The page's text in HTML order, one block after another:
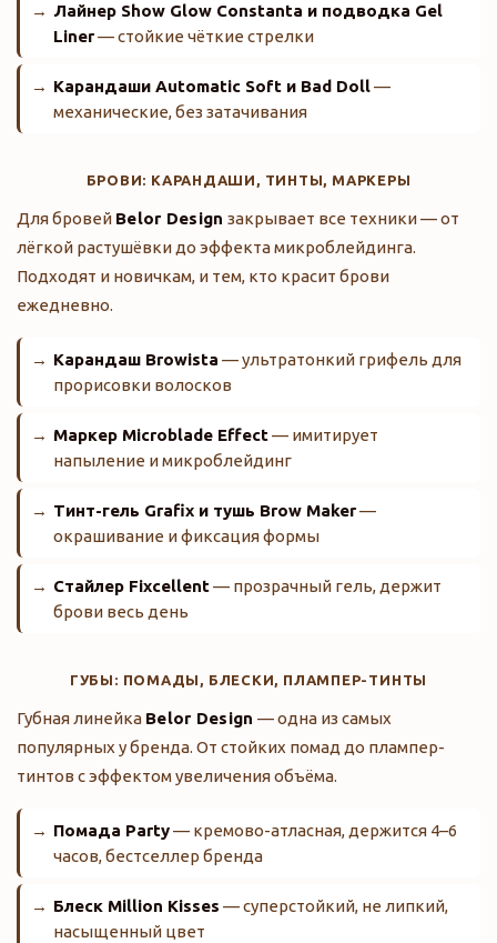
Лайнер Show Glow Constanta и подводка Gel
Liner— стойкие чёткие стрелки
Карандаши Automatic Soft и Bad Doll—
механические, без затачивания
БРОВИ: КАРАНДАШИ, ТИНТЫ, МАРКЕРЫ
Для бровей Belor Design закрывает все техники — от
лёгкой растушёвки до эффекта микроблейдинга.
Подходят и новичкам, и тем, кто красит брови
ежедневно.
Карандаш Browista — ультратонкий грифель для
прорисовки волосков
Маркер Microblade Effect— имитирует
напыление и микроблейдинг
Тинт-гель Grafix и тушь Brow Maker—
окрашивание и фиксация формы
Стайлер Fixcellent— прозрачный гель, держит
брови весь день
ГУБЫ: ПОМАДЫ, БЛЕСКИ, ПЛАМПЕР-ТИНТЫ
Губная линейка Belor Design — одна из самых
популярных у бренда. От стойких помад до плампер-
тинтов с эффектом увеличения объёма.
Помада Party— кремово-атласная, держится 4–6
часов, бестселлер бренда
Блеск Million Kisses — суперстойкий, не липкий,
насыщенный цвет